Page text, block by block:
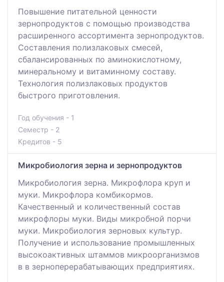
Повышение питательной ценности
зернопродуктов с помощью производства
расширенного ассортимента зернопродуктов.
Составления полизлаковых смесей,
сбалансированных по аминокислотному,
минеральному и витаминному составу.
Технология полизлаковых продуктов
быстрого приготовления.
Год обучения - 1
Семестр - 2
Кредитов - 5
Микробиология зерна и зернопродуктов
Микробиология зерна. Микрофлора круп и
муки. Микрофлора комбикормов.
Качественный и количественный состав
микрофлоры муки. Виды микробной порчи
муки. Микробиология зерновых культур.
Получение и использование промышленных
высокоактивных штаммов микроорганизмов
в в зерноперерабатывающих предприятиях.